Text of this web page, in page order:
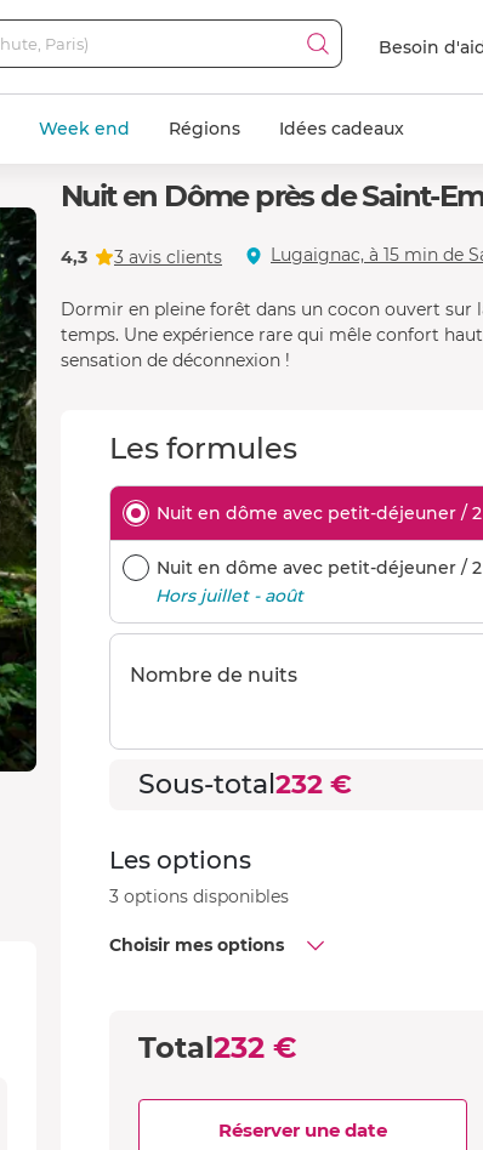
Besoin
Week end Régions Idées cadeaux
Nuit en Dôme près de Saint-
4,3 3 avis clients Lugaignac, à 15 min de
Dormir en pleine forêt dans un cocon ouvert sur
temps. Une expérience rare qui mêle confort
sensation de déconnexion !
Les formules
Nuit en dôme avec petit-déjeuner /
Nuit en dôme avec petit-déjeuner /
Hors juillet - août
Nombre de nuits
Sous-total 232 €
Les options
3 options disponibles
Choisir mes options
Total232 €
Réserver une date